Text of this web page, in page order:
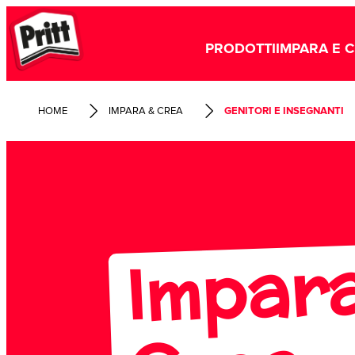
PRODOTTI IMPARA E
HOME IMPARA & CREA GENITORI E INSEGNANTI